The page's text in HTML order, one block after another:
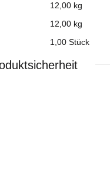
12,00 kg
12,00 kg
1,00 Stück